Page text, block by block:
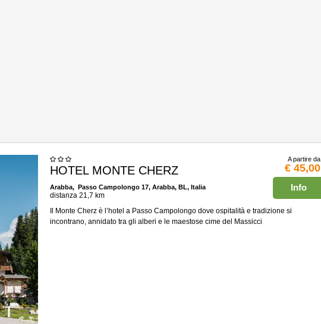
A partire da
€ 45,00
Info
HOTEL MONTE CHERZ
Arabba, Passo Campolongo 17, Arabba, BL, Italia
distanza 21,7 km
Il Monte Cherz è l’hotel a Passo Campolongo dove ospitalità e tradizione si
incontrano, annidato tra gli alberi e le maestose cime del Massicci